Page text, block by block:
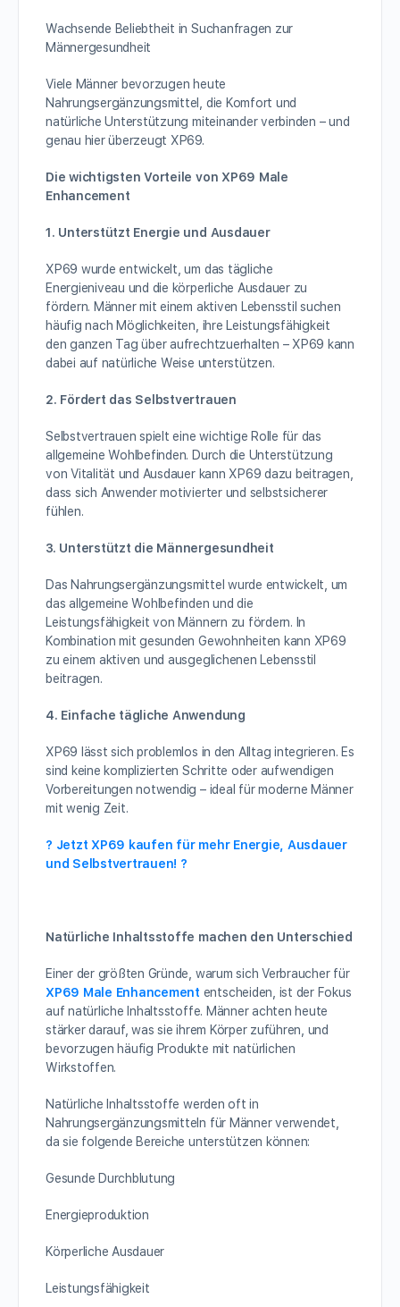
Wachsende Beliebtheit in Suchanfragen zur
Männergesundheit
Viele Männer bevorzugen heute
Nahrungsergänzungsmittel, die Komfort und
natürliche Unterstützung miteinander verbinden – und
genau hier überzeugt XP69.
Die wichtigsten Vorteile von XP69 Male
Enhancement
1. Unterstützt Energie und Ausdauer
XP69 wurde entwickelt, um das tägliche
Energieniveau und die körperliche Ausdauer zu
fördern. Männer mit einem aktiven Lebensstil suchen
häufig nach Möglichkeiten, ihre Leistungsfähigkeit
den ganzen Tag über aufrechtzuerhalten – XP69 kann
dabei auf natürliche Weise unterstützen.
2. Fördert das Selbstvertrauen
Selbstvertrauen spielt eine wichtige Rolle für das
allgemeine Wohlbefinden. Durch die Unterstützung
von Vitalität und Ausdauer kann XP69 dazu beitragen,
dass sich Anwender motivierter und selbstsicherer
fühlen.
3. Unterstützt die Männergesundheit
Das Nahrungsergänzungsmittel wurde entwickelt, um
das allgemeine Wohlbefinden und die
Leistungsfähigkeit von Männern zu fördern. In
Kombination mit gesunden Gewohnheiten kann XP69
zu einem aktiven und ausgeglichenen Lebensstil
beitragen.
4. Einfache tägliche Anwendung
XP69 lässt sich problemlos in den Alltag integrieren. Es
sind keine komplizierten Schritte oder aufwendigen
Vorbereitungen notwendig – ideal für moderne Männer
mit wenig Zeit.
? Jetzt XP69 kaufen für mehr Energie, Ausdauer
und Selbstvertrauen! ?
Natürliche Inhaltsstoffe machen den Unterschied
Einer der größten Gründe, warum sich Verbraucher für
XP69 Male Enhancement entscheiden, ist der Fokus
auf natürliche Inhaltsstoffe. Männer achten heute
stärker darauf, was sie ihrem Körper zuführen, und
bevorzugen häufig Produkte mit natürlichen
Wirkstoffen.
Natürliche Inhaltsstoffe werden oft in
Nahrungsergänzungsmitteln für Männer verwendet,
da sie folgende Bereiche unterstützen können:
Gesunde Durchblutung
Energieproduktion
Körperliche Ausdauer
Leistungsfähigkeit